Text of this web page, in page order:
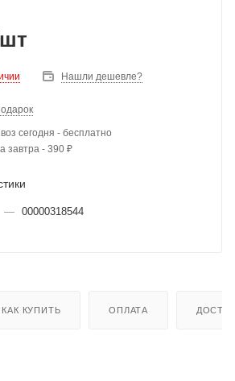
Нашли дешевле?
сегодня - бесплатно
завтра - 390 ₽
— 00000318544
КАК КУПИТЬ ОПЛАТА